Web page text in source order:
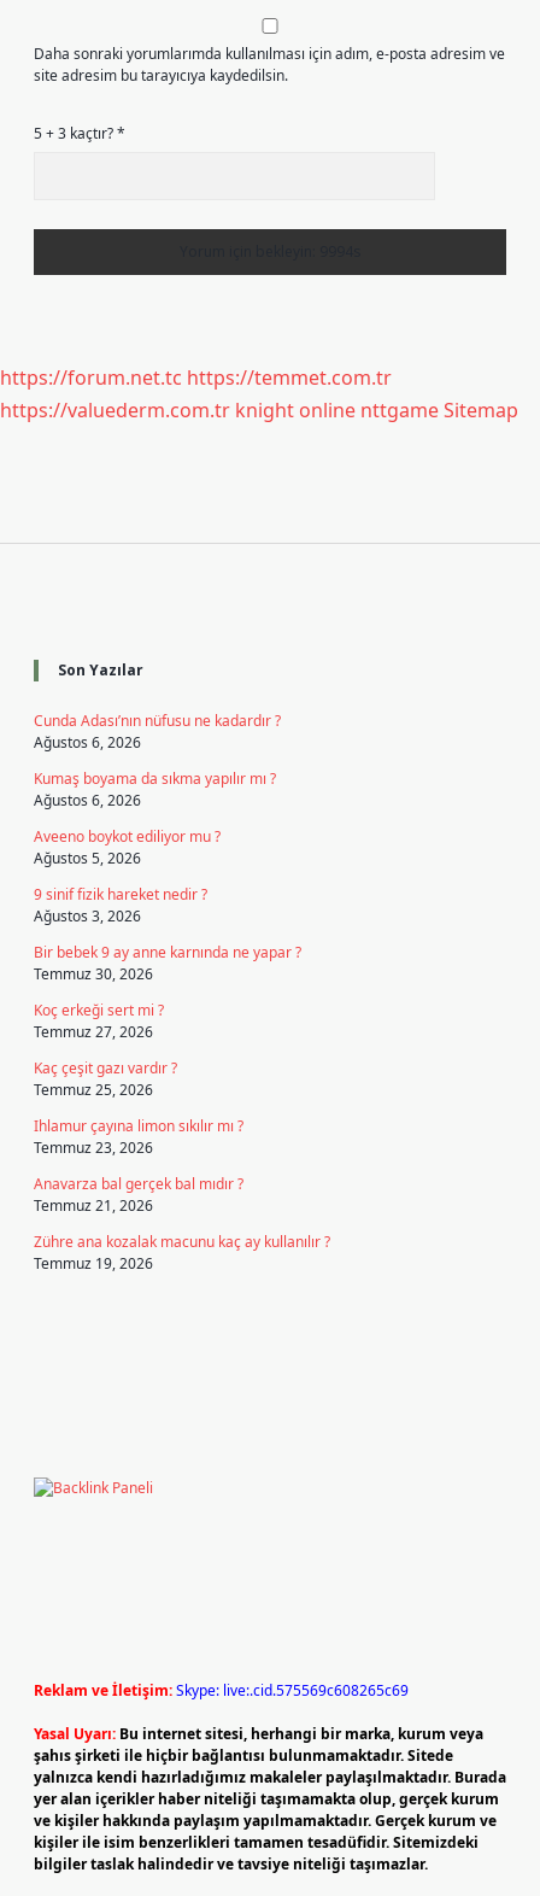
Daha sonraki yorumlarımda kullanılması için adım, e-posta adresim ve
site adresim bu tarayıcıya kaydedilsin.
5 + 3 kaçtır?*
https://forum.net.tc https://temmet.com.tr
https://valuederm.com.tr knight online nttgameSitemap
Son Yazılar
Cunda Adası’nın nüfusu ne kadardır ?
Ağustos 6, 2026
Kumaş boyama da sıkma yapılır mı ?
Ağustos 6, 2026
Aveeno boykot ediliyor mu ?
Ağustos 5, 2026
9 sinif fizik hareket nedir ?
Ağustos 3, 2026
Bir bebek 9 ay anne karnında ne yapar ?
Temmuz 30, 2026
Koç erkeği sert mi ?
Temmuz 27, 2026
Kaç çeşit gazı vardır ?
Temmuz 25, 2026
Ihlamur çayına limon sıkılır mı ?
Temmuz 23, 2026
Anavarza bal gerçek bal mıdır ?
Temmuz 21, 2026
Zühre ana kozalak macunu kaç ay kullanılır ?
Temmuz 19, 2026
Reklam ve İletişim:Skype: live:.cid.575569c608265c69
Yasal Uyarı: Bu internet sitesi, herhangi bir marka, kurum veya
şahıs şirketi ile hiçbir bağlantısı bulunmamaktadır. Sitede
yalnızca kendi hazırladığımız makaleler paylaşılmaktadır. Burada
yer alan içerikler haber niteliği taşımamakta olup, gerçek kurum
ve kişiler hakkında paylaşım yapılmamaktadır. Gerçek kurum ve
kişiler ile isim benzerlikleri tamamen tesadüfidir. Sitemizdeki
bilgiler taslak halindedir ve tavsiye niteliği taşımazlar.